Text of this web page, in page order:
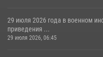
29 июля 2026 года в военном
приведения ...
29 июля 2026, 06:45